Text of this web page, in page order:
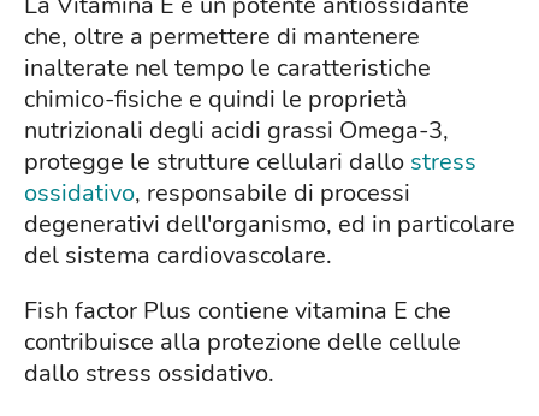
che, oltre a permettere di mantenere
inalterate nel tempo le caratteristiche
chimico-fisiche e quindi le proprietà
nutrizionali degli acidi grassi Omega-3,
protegge le strutture cellulari dallo stress
ossidativo, responsabile di processi
degenerativi dell'organismo, ed in particolare
del sistema cardiovascolare.
Fish factor Plus contiene vitamina E che
contribuisce alla protezione delle cellule
dallo stress ossidativo.